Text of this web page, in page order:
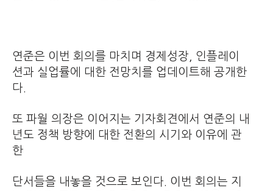
연준은 이번 회의를 마치며 경제성장, 인플레이
션과 실업률에 대한 전망치를 업데이트해 공개한
다.
또 파월 의장은 이어지는 기자회견에서 연준의 내
년도 정책 방향에 대한 전환의 시기와 이유에 관
한
단서들을 내놓을 것으로 보인다. 이번 회의는 지